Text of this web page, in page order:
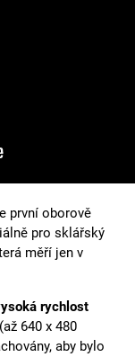
první oborově
pro sklářský
měří jen v
rychlost
640 x 480
aby bylo